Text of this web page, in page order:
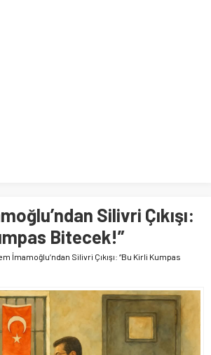
Silivri Çıkışı:
Bitecek!”
İmamoğlu’ndan Silivri Çıkışı: “Bu Kirli Kumpas